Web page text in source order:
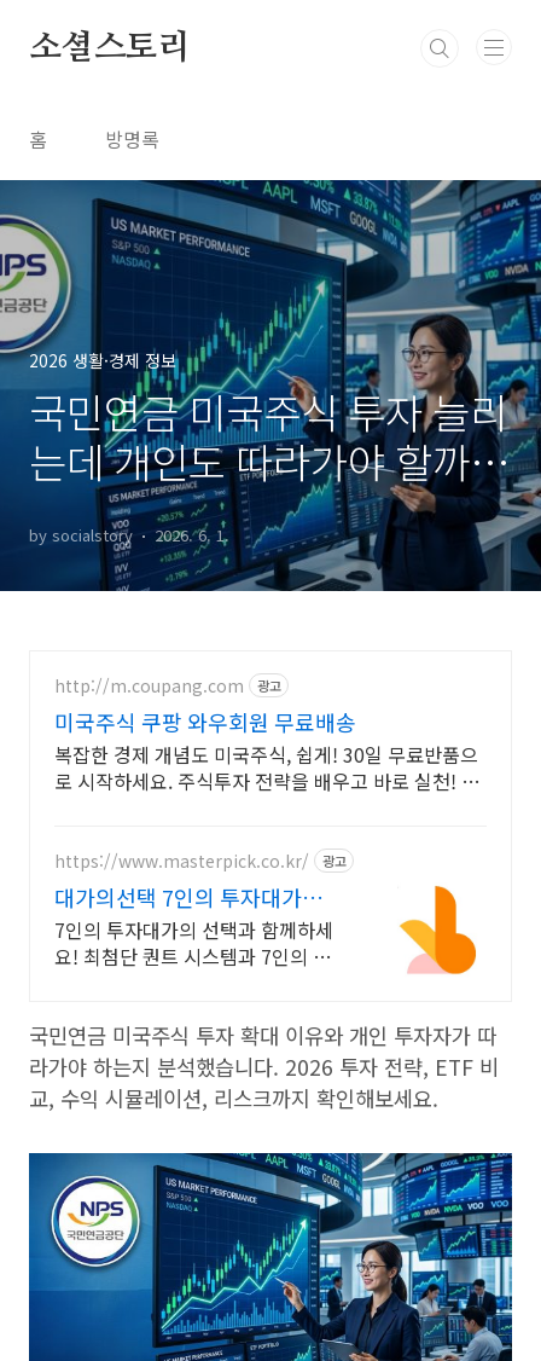
소셜스토리
홈 방명록
2026 생활·경제 정보
국민연금 미국주식 투자 늘리
는데 개인도 따라가야 할까?
확인해야 할 투자 조건
by socialstory 2026. 6. 1.
http://m.coupang.com 광고
미국주식 쿠팡 와우회원 무료배송
복잡한 경제 개념도 미국주식, 쉽게! 30일 무료반품으
로 시작하세요. 주식투자 전략을 배우고 바로 실천! 오
https://www.masterpick.co.kr/ 광고
대가의선택 7인의 투자대가와
함께하세요
7인의 투자대가의 선택과 함께하세
요! 최첨단 퀀트 시스템과 7인의 투
국민연금 미국주식 투자 확대 이유와 개인 투자자가 따
라가야 하는지 분석했습니다. 2026 투자 전략, ETF 비
교, 수익 시뮬레이션, 리스크까지 확인해보세요.